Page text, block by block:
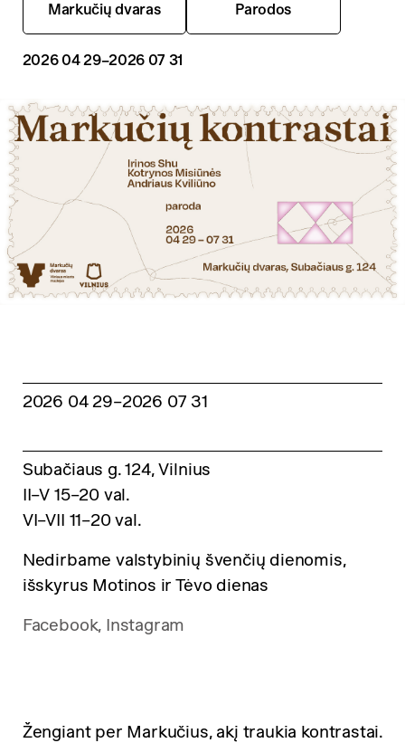
Markučių dvaras Parodos
2026 04 29–2026 07 31
Žengiant per Markučius, akį traukia kontrastai.
2026 04 29–2026 07 31
Subačiaus g. 124, Vilnius
II–V 15–20 val.
VI–VII 11–20 val.
Nedirbame valstybinių švenčių dienomis,
išskyrus Motinos ir Tėvo dienas
Facebook, Instagram